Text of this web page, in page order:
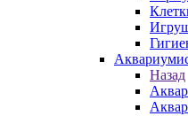
Назад